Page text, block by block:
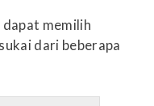
memilih
dari beberapa